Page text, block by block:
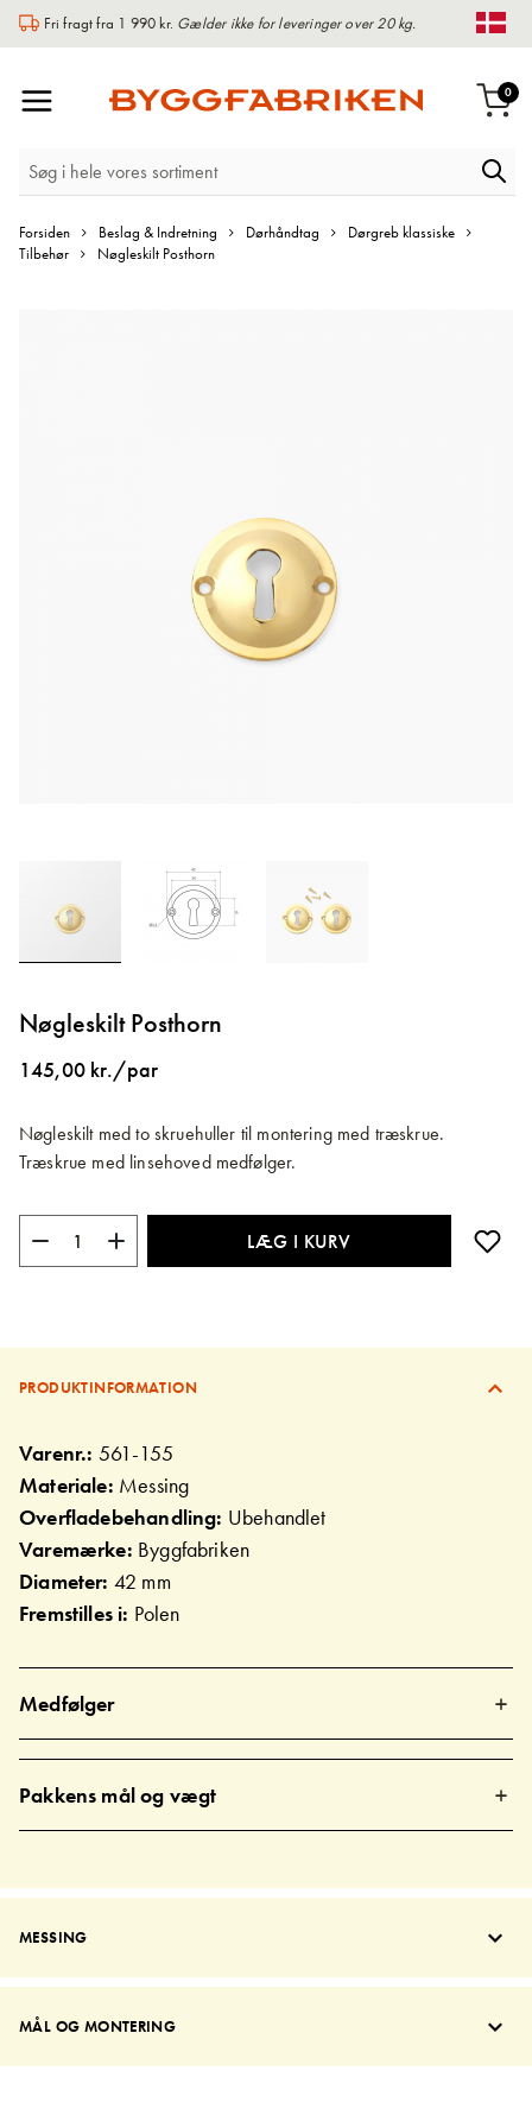
Fri fragt fra 1 990 kr. Gælder ikke for leveringer over 20 kg.
0
Forsiden Beslag & Indretning Dørhåndtag
Dørgreb klassiske
Tilbehør
Nøgleskilt Posthorn
til
starten
billedgalleriet
Nøgleskilt Posthorn
145,00 kr./par
Nøgleskilt med to skruehuller til montering med træskrue.
Træskrue med linsehoved medfølger.
LÆG I KURV
PRODUKTINFORMATION
Varenr.: 561-155
Materiale: Messing
Overfladebehandling: Ubehandlet
Varemærke: Byggfabriken
Diameter: 42 mm
Fremstilles i: Polen
Medfølger
Pakkens mål og vægt
MESSING
MÅL OG MONTERING